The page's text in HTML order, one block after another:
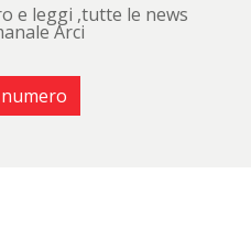
e leggi ,tutte le news
Arci